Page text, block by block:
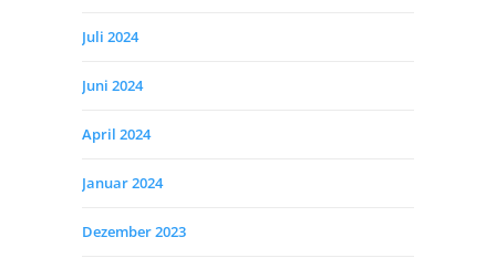
Juli 2024
Juni 2024
April 2024
Januar 2024
Dezember 2023